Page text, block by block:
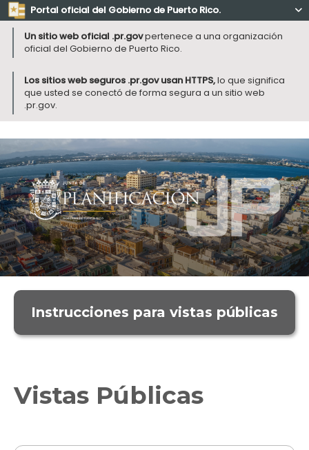
Portal oficial del Gobierno de Puerto Rico. 
Un sitio web oficial .pr.govpertenece a una organización
oficial del Gobierno de Puerto Rico.
Los sitios web seguros .pr.gov usan HTTPS,lo que significa
que usted se conectó de forma segura a un sitio web
.pr.gov.
Instrucciones para vistas públicas
Vistas Públicas